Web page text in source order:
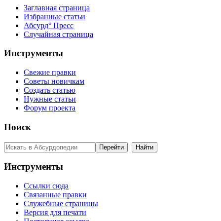
Заглавная страница
Избранные статьи
Абсурд° Пресс
Случайная страница
Инструменты
Свежие правки
Советы новичкам
Создать статью
Нужные статьи
Форум проекта
Поиск
Инструменты
Ссылки сюда
Связанные правки
Служебные страницы
Версия для печати